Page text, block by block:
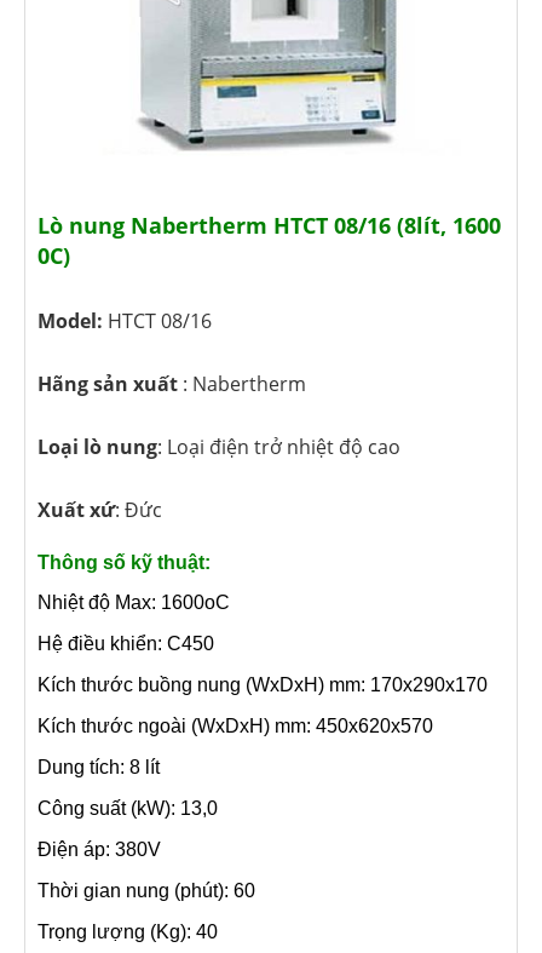
Lò nung Nabertherm HTCT 08/16 (8lít, 1600
0C)
Model: HTCT 08/16
Hãng sản xuất : Nabertherm
Loại lò nung: Loại điện trở nhiệt độ cao
Xuất xứ: Đức
Thông số kỹ thuật:
Nhiệt độ Max: 1600oC
Hệ điều khiển: C450
Kích thước buồng nung (WxDxH) mm: 170x290x170
Kích thước ngoài (WxDxH) mm: 450x620x570
Dung tích: 8 lít
Công suất (kW): 13,0
Điện áp: 380V
Thời gian nung (phút): 60
Trọng lượng (Kg): 40